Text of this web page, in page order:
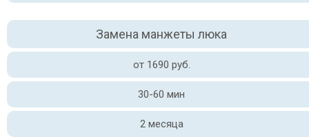
Замена манжеты люка
от 1690 руб.
30-60 мин
2 месяца